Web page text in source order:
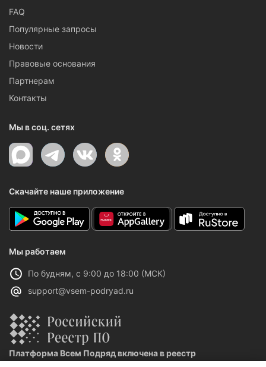
FAQ
Популярные запросы
Новости
Правовые основания
Партнерам
Контакты
Мы в соц. сетях
Скачайте наше приложение
Мы работаем
По будням, с 9:00 до 18:00 (МСК)
support@vsem-podryad.ru
Платформа Всем Подряд включена в реестр